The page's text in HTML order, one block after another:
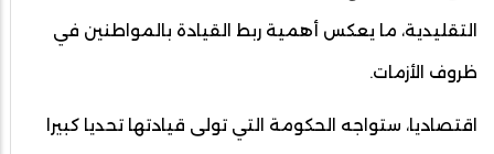
التقليدية، ما يعكس أهمية ربط القيادة بالمواطنين في
ظروف الأزمات.
اقتصاديا، ستواجه الحكومة التي تولى قيادتها تحديا كبيرا